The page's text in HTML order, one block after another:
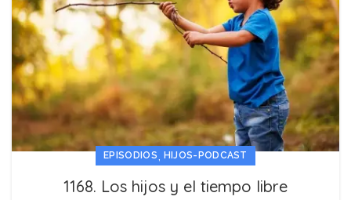
EPISODIOS, HIJOS-PODCAST
1168. Los hijos y el tiempo libre